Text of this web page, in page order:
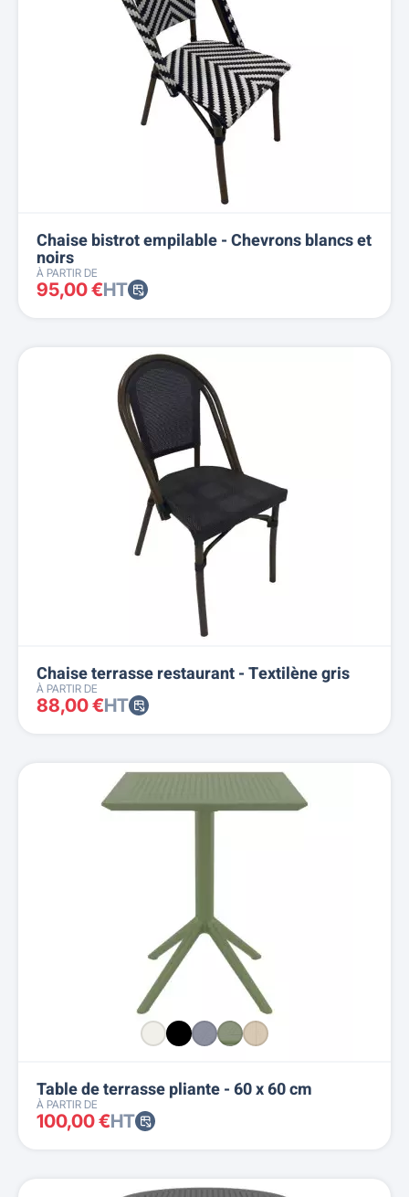
Chaise bistrot empilable - Chevrons blancs et
noirs
À PARTIR DE
95,00 €HT
Chaise terrasse restaurant - Textilène gris
À PARTIR DE
88,00 €HT
Table de terrasse pliante - 60 x 60 cm
À PARTIR DE
100,00 €HT